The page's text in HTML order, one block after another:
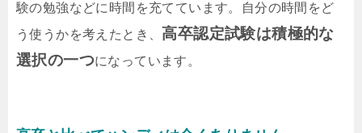
験の勉強などに時間を充てています。自分の時間をど
う使うかを考えたとき、 高卒認定試験は積極的な
選択の一つになっています。